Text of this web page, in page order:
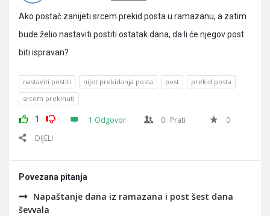
Ako postač zanijeti srcem prekid posta u ramazanu, a zatim
bude želio nastaviti postiti ostatak dana, da li će njegov post
biti ispravan?
nastaviti postiti nijet prekidanja posta post
prekid posta
srcem prekinuti
1 1 Odgovor 0 Prati
0
DIJELI
Povezana pitanja
Napaštanje dana iz ramazana i post šest dana
ševvala